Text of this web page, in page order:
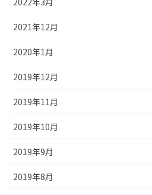
2021年12月
2020年1月
2019年12月
2019年11月
2019年10月
2019年9月
2019年8月